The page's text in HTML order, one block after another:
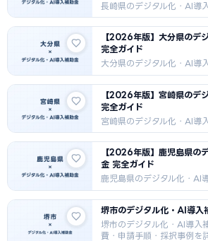
長崎県のデジタル化・AI導
補助率・対象経費・申請手
例を詳しく解説。2026年
【2026年版】大分県のデ
完全ガイド
大分県のデジタル化・AI導
補助率・対象経費・申請手
例を詳しく解説。2026年
【2026年版】宮崎県のデ
完全ガイド
宮崎県のデジタル化・AI導
補助率・対象経費・申請手
例を詳しく解説。2026年
【2026年版】鹿児島県の
金 完全ガイド
鹿児島県のデジタル化・AI
金。補助率・対象経費・申
択事例を詳しく解説。
堺市のデジタル化・AI導入
堺市のデジタル化・AI導入
費・申請手順・採択事例を